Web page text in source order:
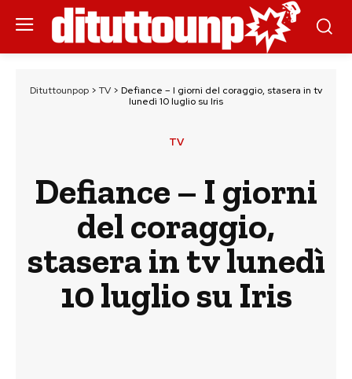
Dituttounpop > TV > Defiance – I giorni del coraggio, stasera in tv
lunedì 10 luglio su Iris
TV
Defiance – I giorni
del coraggio,
stasera in tv lunedì
10 luglio su Iris